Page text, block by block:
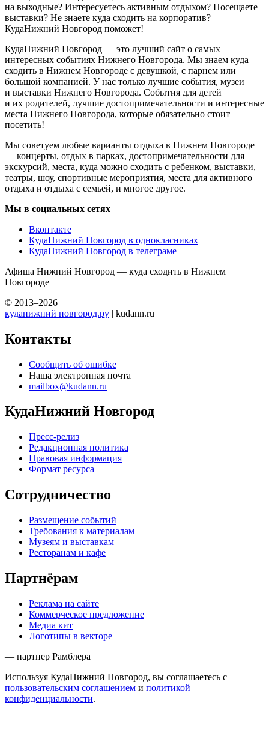
на выходные? Интересуетесь активным отдыхом? Посещаете
выставки? Не знаете куда сходить на корпоратив?
КудаНижний Новгород поможет!
КудаНижний Новгород — это лучший сайт о самых
интересных событиях Нижнего Новгорода. Мы знаем куда
сходить в Нижнем Новгороде с девушкой, с парнем или
большой компанией. У нас только лучшие события, музеи
и выставки Нижнего Новгорода. События для детей
и их родителей, лучшие достопримечательности и интересные
места Нижнего Новгорода, которые обязательно стоит
посетить!
Мы советуем любые варианты отдыха в Нижнем Новгороде
— концерты, отдых в парках, достопримечательности для
экскурсий, места, куда можно сходить с ребенком, выставки,
театры, шоу, спортивные мероприятия, места для активного
отдыха и отдыха с семьей, и многое другое.
Мы в социальных сетях
Вконтакте
КудаНижний Новгород в однокласниках
КудаНижний Новгород в телеграме
Афиша Нижний Новгород — куда сходить в Нижнем
Новгороде
© 2013–2026
куданижний новгород.ру | kudann.ru
Контакты
Сообщить об ошибке
Наша электронная почта
mailbox@kudann.ru
КудаНижний Новгород
Пресс-релиз
Редакционная политика
Правовая информация
Формат ресурса
Сотрудничество
Размещение событий
Требования к материалам
Музеям и выставкам
Ресторанам и кафе
Партнёрам
Реклама на сайте
Коммерческое предложение
Медиа кит
Логотипы в векторе
— партнер Рамблера
Используя КудаНижний Новгород, вы соглашаетесь с
пользовательским соглашением и политикой
конфиденциальности.